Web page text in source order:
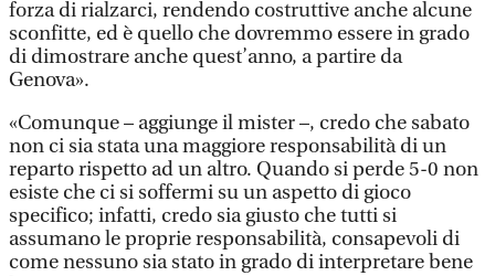
forza di rialzarci, rendendo costruttive anche alcune
sconfitte, ed è quello che dovremmo essere in grado
di dimostrare anche quest’anno, a partire da
Genova».
«Comunque – aggiunge il mister –, credo che sabato
non ci sia stata una maggiore responsabilità di un
reparto rispetto ad un altro. Quando si perde 5-0 non
esiste che ci si soffermi su un aspetto di gioco
specifico; infatti, credo sia giusto che tutti si
assumano le proprie responsabilità, consapevoli di
come nessuno sia stato in grado di interpretare bene